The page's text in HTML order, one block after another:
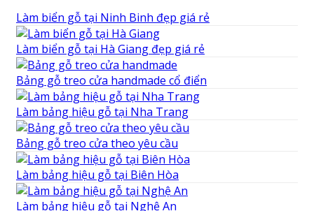
Làm biển gỗ tại Ninh Binh đẹp giá rẻ
Làm biển gỗ tại Hà Giang đẹp giá rẻ
Bảng gỗ treo cửa handmade cổ điển
Làm bảng hiệu gỗ tại Nha Trang
Bảng gỗ treo cửa theo yêu cầu
Làm bảng hiệu gỗ tại Biên Hòa
Làm bảng hiệu gỗ tại Nghệ An